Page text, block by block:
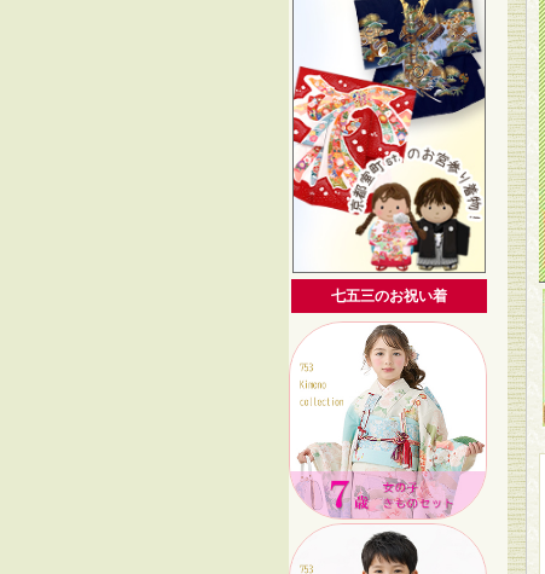
七五三のお祝い着